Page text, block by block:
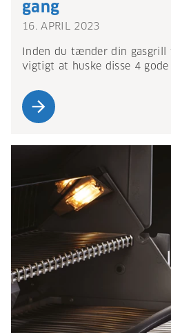
gang
16. APRIL 2023
Inden du tænder din gasgrill
vigtigt at huske disse 4 gode
arrow_forward